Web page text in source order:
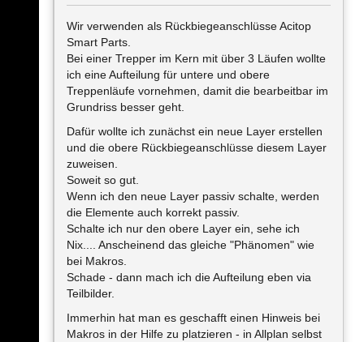
Wir verwenden als Rückbiegeanschlüsse Acitop
Smart Parts.
Bei einer Trepper im Kern mit über 3 Läufen wollte
ich eine Aufteilung für untere und obere
Treppenläufe vornehmen, damit die bearbeitbar im
Grundriss besser geht.
Dafür wollte ich zunächst ein neue Layer erstellen
und die obere Rückbiegeanschlüsse diesem Layer
zuweisen.
Soweit so gut.
Wenn ich den neue Layer passiv schalte, werden
die Elemente auch korrekt passiv.
Schalte ich nur den obere Layer ein, sehe ich
Nix.... Anscheinend das gleiche "Phänomen" wie
bei Makros.
Schade - dann mach ich die Aufteilung eben via
Teilbilder.
Immerhin hat man es geschafft einen Hinweis bei
Makros in der Hilfe zu platzieren - in Allplan selbst